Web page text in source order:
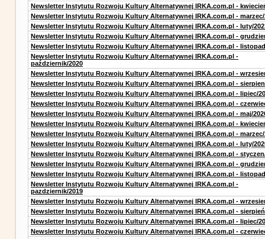
Newsletter Instytutu Rozwoju Kultury Alternatywnej IRKA.com.pl -
Newsletter Instytutu Rozwoju Kultury Alternatywnej IRKA.com.pl - marzec/
Newsletter Instytutu Rozwoju Kultury Alternatywnej IRKA.com.pl - luty/
Newsletter Instytutu Rozwoju Kultury Alternatywnej IRKA.com.pl -
Newsletter Instytutu Rozwoju Kultury Alternatywnej IRKA.com.pl -
Newsletter Instytutu Rozwoju Kultury Alternatywnej IRKA.com.pl -
październik/2020
Newsletter Instytutu Rozwoju Kultury Alternatywnej IRKA.com.pl -
Newsletter Instytutu Rozwoju Kultury Alternatywnej IRKA.com.pl -
Newsletter Instytutu Rozwoju Kultury Alternatywnej IRKA.com.pl - lipiec/
Newsletter Instytutu Rozwoju Kultury Alternatywnej IRKA.com.pl -
Newsletter Instytutu Rozwoju Kultury Alternatywnej IRKA.com.pl - maj/
Newsletter Instytutu Rozwoju Kultury Alternatywnej IRKA.com.pl -
Newsletter Instytutu Rozwoju Kultury Alternatywnej IRKA.com.pl - marzec/
Newsletter Instytutu Rozwoju Kultury Alternatywnej IRKA.com.pl - luty/
Newsletter Instytutu Rozwoju Kultury Alternatywnej IRKA.com.pl -
Newsletter Instytutu Rozwoju Kultury Alternatywnej IRKA.com.pl -
Newsletter Instytutu Rozwoju Kultury Alternatywnej IRKA.com.pl -
Newsletter Instytutu Rozwoju Kultury Alternatywnej IRKA.com.pl -
pazdziernik/2019
Newsletter Instytutu Rozwoju Kultury Alternatywnej IRKA.com.pl -
Newsletter Instytutu Rozwoju Kultury Alternatywnej IRKA.com.pl -
Newsletter Instytutu Rozwoju Kultury Alternatywnej IRKA.com.pl - lipiec/
Newsletter Instytutu Rozwoju Kultury Alternatywnej IRKA.com.pl -